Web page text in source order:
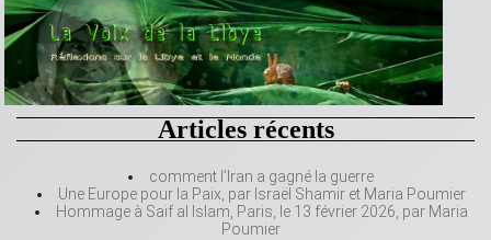
Articles récents
comment l’Iran a gagné la guerre
Une Europe pour la Paix, par Israël Shamir et Maria Poumier
Hommage à Saif al Islam, Paris, le 13 février 2026, par Maria
Poumier